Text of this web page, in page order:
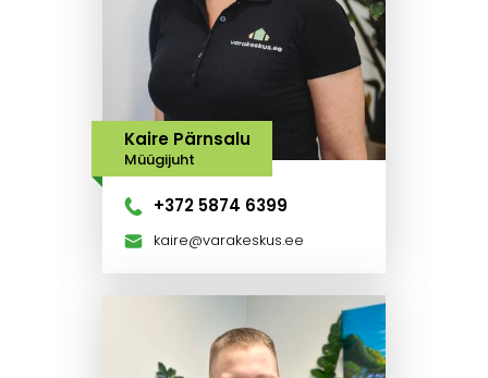
Kaire Pärnsalu
Müügijuht
+372 5874 6399
kaire@varakeskus.ee